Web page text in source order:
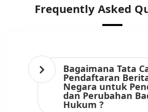
Frequently Asked
Bagaimana Tata
Pendaftaran
Negara untuk
dan Perubahan
Hukum ?